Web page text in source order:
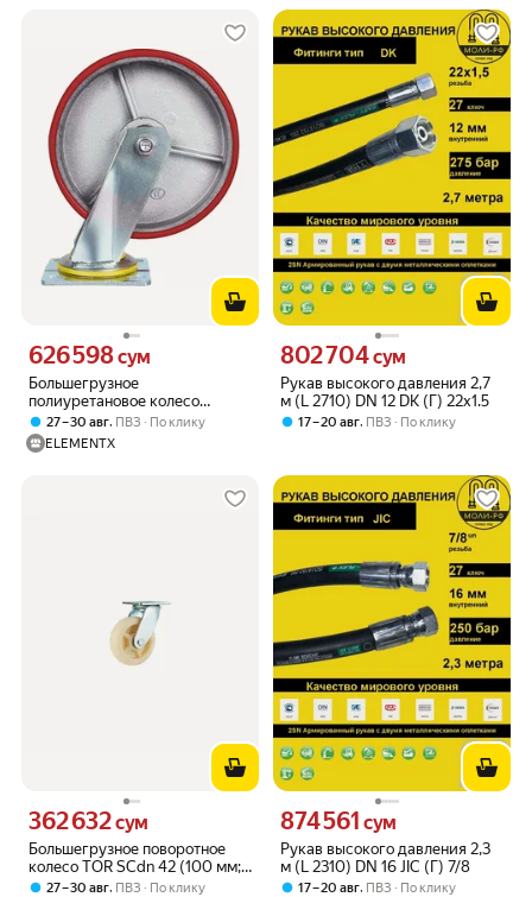
Большегрузное
полиуретановое колесо
С-4102-DUS поворотное, без
тормоза, г/п 800 кг EURO-LIFT
00018520
Цена 626598 сум вместо
626 598сум
27 – 30 авг, ПВЗ
По клику
ELEMENTX
Рукав высокого давления 2,7
м (L 2710) DN 12 DK (Г) 22x1.5
Цена 802704 сум вместо
802 704сум
17 – 20 авг, ПВЗ По клику
Большегрузное поворотное
колесо TOR SCdn 42 (100 мм;
полипропилен) 1024218
Цена 362632 сум вместо
362 632сум
27 – 30 авг, ПВЗ
По клику
Рукав высокого давления 2,3
м (L 2310) DN 16 JIC (Г) 7/8
Цена 874561 сум вместо
874 561 сум
17 – 20 авг, ПВЗ По клику